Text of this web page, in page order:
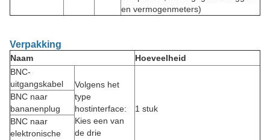
en vermogenmeters)
Verpakking
Naam
Hoeveelheid
BNC-
uitgangskabel
Volgens het
type
hostinterface:
Kies een van
de drie
1 stuk
BNC naar
bananenplug
BNC naar
elektronische